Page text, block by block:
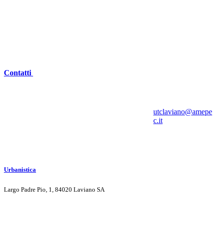
Contatti
utclaviano@amepe
c.it
Urbanistica
Largo Padre Pio, 1, 84020 Laviano SA